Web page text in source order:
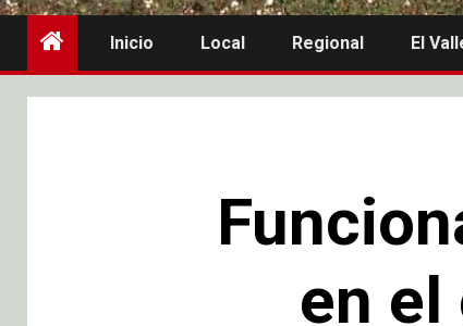
Inicio Local Regional El
en el